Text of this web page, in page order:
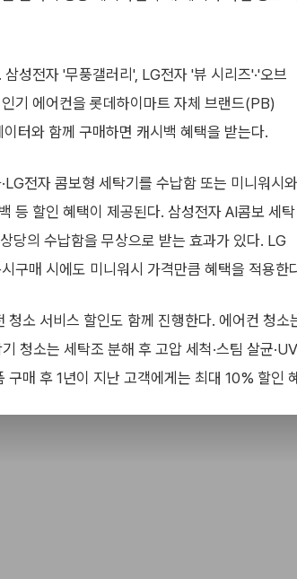
성전자 '무풍갤러리', LG전자 '뷰 시리즈'·'오브
기 에어컨을 롯데하이마트 자체 브랜드(PB)
터와 함께 구매하면 캐시백 혜택을 받는다.
전자 콤보형 세탁기를 수납함 또는 미니워시와
등 할인 혜택이 제공된다. 삼성전자 AI콤보 세탁
당의 수납함을 무상으로 받는 효과가 있다. LG
구매 시에도 미니워시 가격만큼 혜택을 적용한
청소 서비스 할인도 함께 진행한다. 에어컨 청소
청소는 세탁조 분해 후 고압 세척·스팀 살균
구매 후 1년이 지난 고객에게는 최대 10% 할인